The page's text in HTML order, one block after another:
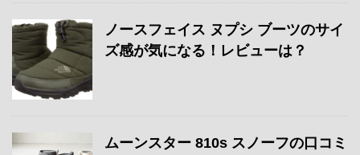
ノースフェイス ヌプシ ブーツのサイ
ズ感が気になる！レビューは？
ムーンスター 810s スノーフの口コミ